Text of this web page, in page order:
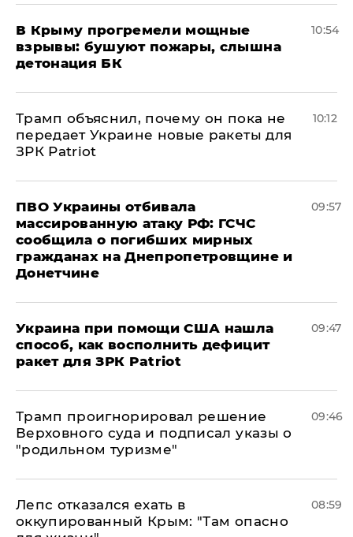
В Крыму прогремели мощные
взрывы: бушуют пожары, слышна
детонация БК
10:54
Трамп объяснил, почему он пока не
передает Украине новые ракеты для
ЗРК Patriot
10:12
ПВО Украины отбивала
массированную атаку РФ: ГСЧС
сообщила о погибших мирных
гражданах на Днепропетровщине и
Донетчине
09:57
Украина при помощи США нашла
способ, как восполнить дефицит
ракет для ЗРК Patriot
09:47
Трамп проигнорировал решение
Верховного суда и подписал указы о
"родильном туризме"
09:46
Лепс отказался ехать в
оккупированный Крым: "Там опасно
08:59